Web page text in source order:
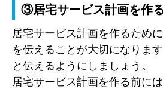
③居宅サービス計画を作
居宅サービス計画を作るため
を伝えることが大切になりま
と伝えるようにしましょう。
居宅サービス計画を作る前に